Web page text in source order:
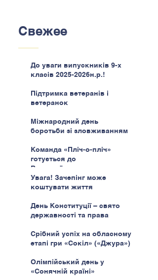
Свежее
До уваги випускників 9-х
класів 2025-2026н.р.!
Підтримка ветеранів і
ветеранок
Міжнародний день
боротьби зі зловживанням
Команда «Пліч-о-пліч»
готується до
Всеукраїнського етапу
Увага! Зачепінг може
коштувати життя
День Конституції – свято
державності та права
Срібний успіх на обласному
етапі гри «Сокіл» («Джура»)
Олімпійський день у
«Сонячній країні»